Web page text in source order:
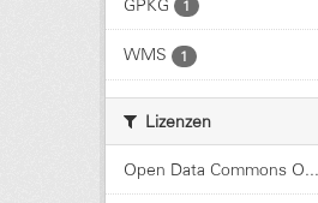
1
WMS 1
Lizenzen
Open Data Commons O...